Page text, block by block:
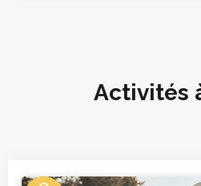
Activités